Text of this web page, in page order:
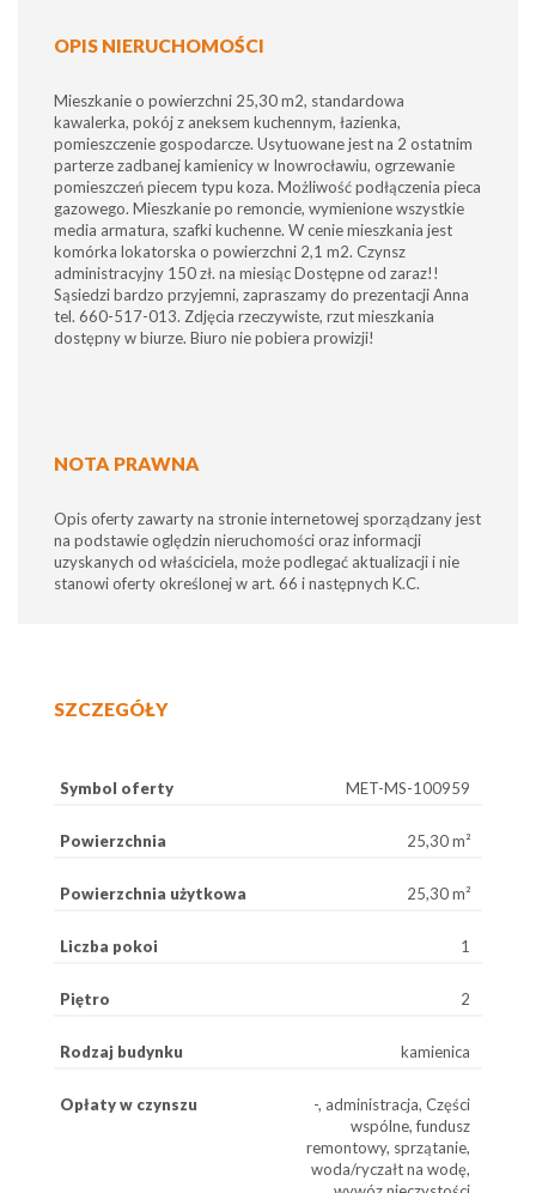
OPIS NIERUCHOMOŚCI
Mieszkanie o powierzchni 25,30 m2, standardowa
kawalerka, pokój z aneksem kuchennym, łazienka,
pomieszczenie gospodarcze. Usytuowane jest na 2 ostatnim
parterze zadbanej kamienicy w Inowrocławiu, ogrzewanie
pomieszczeń piecem typu koza. Możliwość podłączenia pieca
gazowego. Mieszkanie po remoncie, wymienione wszystkie
media armatura, szafki kuchenne. W cenie mieszkania jest
komórka lokatorska o powierzchni 2,1 m2. Czynsz
administracyjny 150 zł. na miesiąc Dostępne od zaraz!!
Sąsiedzi bardzo przyjemni, zapraszamy do prezentacji Anna
tel. 660-517-013. Zdjęcia rzeczywiste, rzut mieszkania
dostępny w biurze. Biuro nie pobiera prowizji!
NOTA PRAWNA
Opis oferty zawarty na stronie internetowej sporządzany jest
na podstawie oględzin nieruchomości oraz informacji
uzyskanych od właściciela, może podlegać aktualizacji i nie
stanowi oferty określonej w art. 66 i następnych K.C.
SZCZEGÓŁY
Symbol oferty MET-MS-100959
Powierzchnia 25,30 m²
Powierzchnia użytkowa 25,30 m²
Liczba pokoi 1
Piętro 2
Rodzaj budynku kamienica
Opłaty w czynszu
-, administracja, Części
wspólne, fundusz
remontowy, sprzątanie,
woda/ryczałt na wodę,